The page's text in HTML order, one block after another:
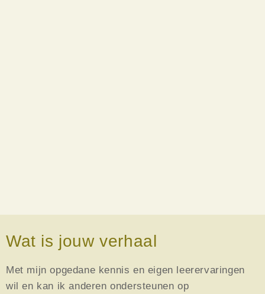
Wat is jouw verhaal
Met mijn opgedane kennis en eigen leerervaringen
wil en kan ik anderen ondersteunen op